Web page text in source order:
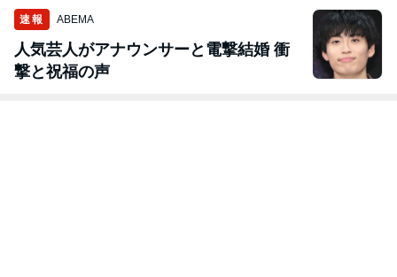
速報 ABEMA
人気芸人がアナウンサーと電撃結婚 衝
撃と祝福の声